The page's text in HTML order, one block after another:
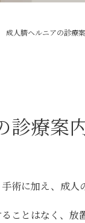
成人臍ヘルニアの診療
診療案
術に加え、成人
ことはなく、